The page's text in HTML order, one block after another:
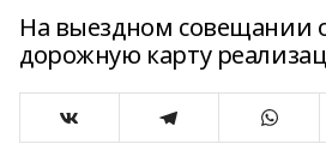
На выездном совещании
дорожную карту